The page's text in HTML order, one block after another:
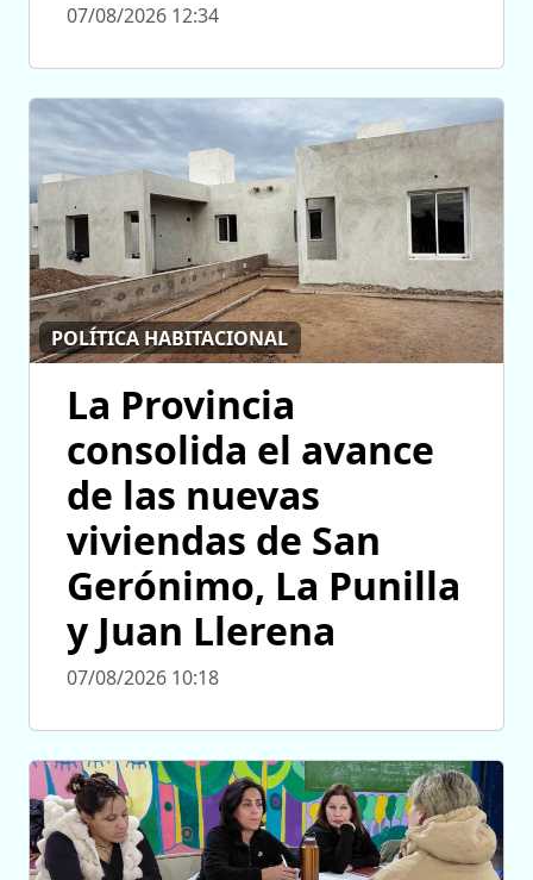
07/08/2026 12:34
POLÍTICA HABITACIONAL
La Provincia
consolida el avance
de las nuevas
viviendas de San
Gerónimo, La Punilla
y Juan Llerena
07/08/2026 10:18